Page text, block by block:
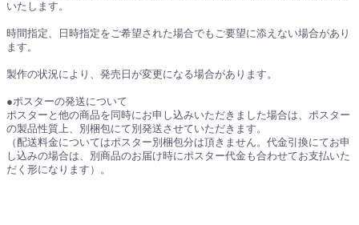
いたします。
時間指定、日時指定をご希望された場合でもご要望に添えない場合があり
ます。
製作の状況により、発売日が変更になる場合があります。
●ポスターの発送について
ポスターと他の商品を同時にお申し込みいただきました場合は、ポスター
の製品性質上、別梱包にて別発送させていただきます。
（配送料金についてはポスター別梱包分は頂きません。代金引換にてお申
し込みの場合は、別商品のお届け時にポスター代金も合わせてお支払いた
だく形になります）。